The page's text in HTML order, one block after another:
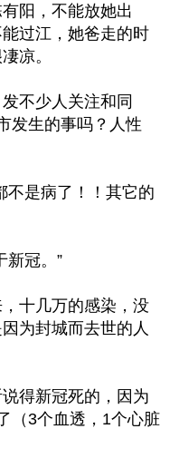
阳，不能放她出
过江，她爸走的时
凉。
不少人关注和同
发生的事吗？人性
不是病了！！其它的
新冠。”
十几万的感染，没
为封城而去世的人
得新冠死的，因为
（3个血透，1个心脏